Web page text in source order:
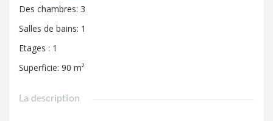
Des chambres: 3
Salles de bains: 1
Etages : 1
Superficie: 90 m²
La description